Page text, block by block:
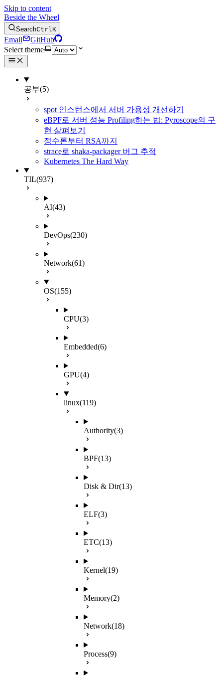
Skip to content
Beside the Wheel
SearchCtrlK
Email
GitHub
Select theme
공부(5)
spot 인스턴스에서 서버 가용성 개선하기
eBPF로 서버 성능 Profiling하는 법: Pyroscope의 구
현 살펴보기
정수론부터 RSA까지
strace로 shaka-packager 버그 추적
Kubernetes The Hard Way
TIL(937)
AI(43)
DevOps(230)
Network(61)
OS(155)
CPU(3)
Embedded(6)
GPU(4)
linux(119)
Authority(3)
BPF(13)
Disk & Dir(13)
ELF(3)
ETC(13)
Kernel(19)
Memory(2)
Network(18)
Process(9)